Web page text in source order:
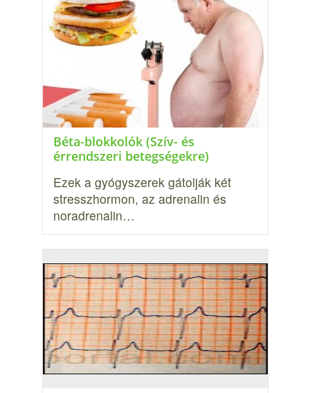
Béta-blokkolók (Szív- és
érrendszeri betegségekre)
Ezek a gyógyszerek gátolják két
stresszhormon, az adrenalin és
noradrenalin…